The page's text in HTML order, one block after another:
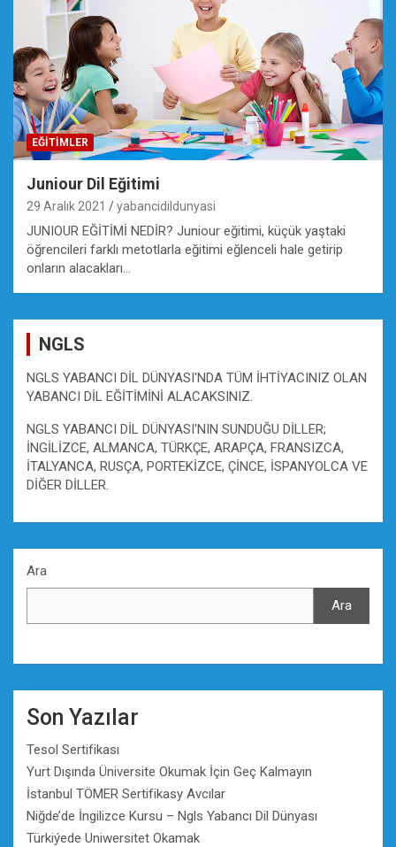
EĞİTİMLER
Juniour Dil Eğitimi
29 Aralık 2021 yabancidildunyasi
JUNIOUR EĞİTİMİ NEDİR? Juniour eğitimi, küçük yaştaki
öğrencileri farklı metotlarla eğitimi eğlenceli hale getirip
onların alacakları…
NGLS
NGLS YABANCI DİL DÜNYASI'NDA TÜM İHTİYACINIZ OLAN
YABANCI DİL EĞİTİMİNİ ALACAKSINIZ.
NGLS YABANCI DİL DÜNYASI'NIN SUNDUĞU DİLLER;
İNGİLİZCE, ALMANCA, TÜRKÇE, ARAPÇA, FRANSIZCA,
İTALYANCA, RUSÇA, PORTEKİZCE, ÇİNCE, İSPANYOLCA VE
DİĞER DİLLER.
Ara
Ara
Son Yazılar
Tesol Sertifikası
Yurt Dışında Üniversite Okumak İçin Geç Kalmayın
İstanbul TÖMER Sertifikasy Avcılar
Niğde’de İngilizce Kursu – Ngls Yabancı Dil Dünyası
Türkiýede Uniwersitet Okamak